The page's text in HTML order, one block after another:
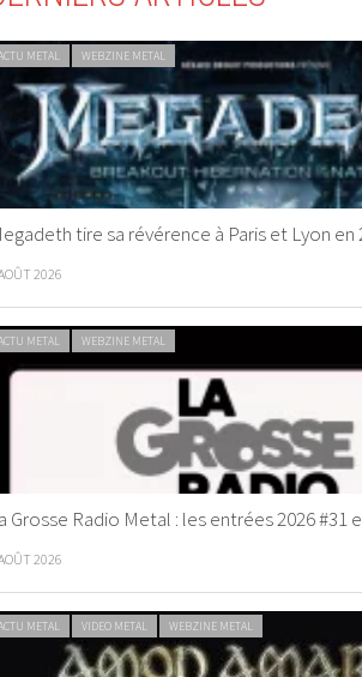
METAL WEBZINE METAL
tire sa révérence à Paris et Lyon en
2026
METAL WEBZINE METAL
Grosse Radio Metal : les entrées 2026 #31
2026
METAL VIDEO METAL WEBZINE METAL